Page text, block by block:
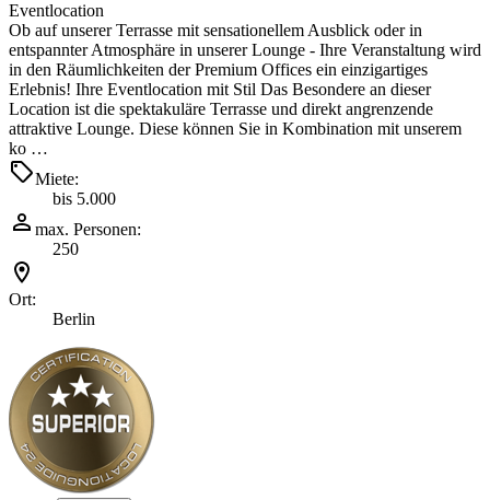
Eventlocation
Ob auf unserer Terrasse mit sensationellem Ausblick oder in
entspannter Atmosphäre in unserer Lounge - Ihre Veranstaltung wird
in den Räumlichkeiten der Premium Offices ein einzigartiges
Erlebnis! Ihre Eventlocation mit Stil Das Besondere an dieser
Location ist die spektakuläre Terrasse und direkt angrenzende
attraktive Lounge. Diese können Sie in Kombination mit unserem
ko …
Miete:
bis 5.000
max. Personen:
250
Ort:
Berlin